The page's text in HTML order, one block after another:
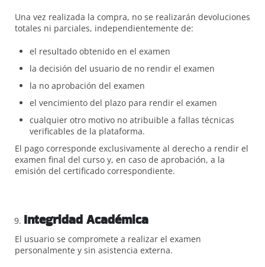
Una vez realizada la compra, no se realizarán devoluciones
totales ni parciales, independientemente de:
el resultado obtenido en el examen
la decisión del usuario de no rendir el examen
la no aprobación del examen
el vencimiento del plazo para rendir el examen
cualquier otro motivo no atribuible a fallas técnicas
verificables de la plataforma.
El pago corresponde exclusivamente al derecho a rendir el
examen final del curso y, en caso de aprobación, a la
emisión del certificado correspondiente.
Integridad Académica
El usuario se compromete a realizar el examen
personalmente y sin asistencia externa.